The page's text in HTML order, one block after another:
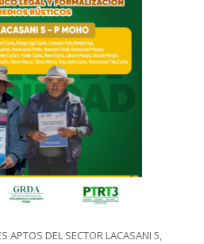
APTOS DEL SECTOR LACASANI 5,